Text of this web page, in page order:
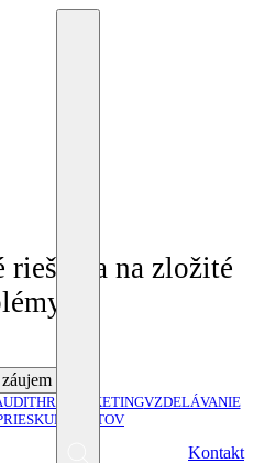
Kontakt
riešenia na zložité
HR MARKETINGVZDELÁVANIE
PLATOV